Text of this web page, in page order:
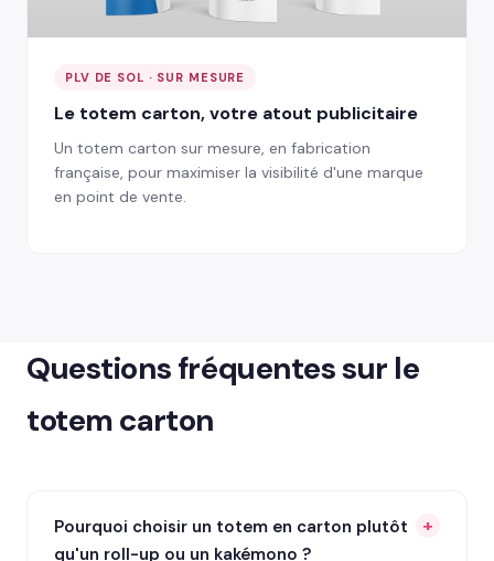
PLV DE SOL · SUR MESURE
Le totem carton, votre atout publicitaire
Un totem carton sur mesure, en fabrication
française, pour maximiser la visibilité d'une marque
en point de vente.
Questions fréquentes sur le
totem carton
Pourquoi choisir un totem en carton plutôt
qu'un roll-up ou un kakémono ?